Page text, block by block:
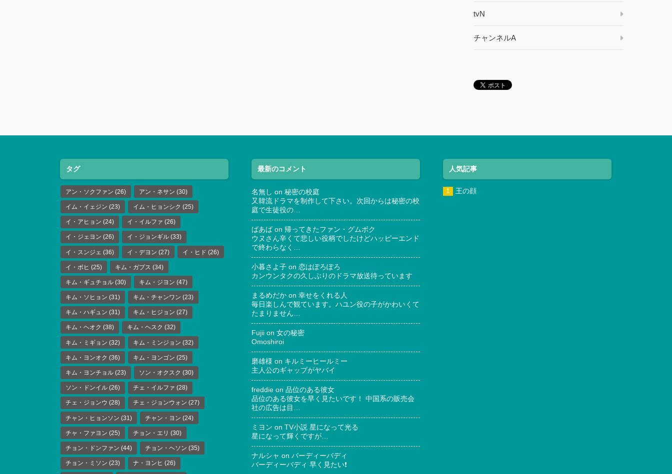
tvN
チャンネルA
タグ
アン・ソクファン (26) アン・ネサン (30)
イム・イェジン (23) イム・ヒョンシク (25)
イ・アヒョン (24) イ・イルファ (26)
イ・ジェヨン (26) イ・ジョンギル (33)
イ・スンジェ (36) イ・デヨン (27) イ・ヒド (26)
イ・ボヒ (25) キム・ガプス (34)
キム・ギュチョル (30) キム・ジヨン (47)
キム・ソヒョン (31) キム・チャンワン (23)
キム・ハギュン (31) キム・ヒジョン (27)
キム・ヘオク (38) キム・ヘスク (32)
キム・ミギョン (32) キム・ミンジョン (32)
キム・ヨンオク (36) キム・ヨンゴン (25)
キム・ヨンチョル (23) ソン・オクスク (30)
ソン・ドンイル (26) チェ・イルファ (28)
チェ・ジョンウ (28) チェ・ジョンウォン (27)
チャン・ヒョンソン (31) チャン・ヨン (24)
チャ・ファヨン (25) チョン・エリ (30)
チョン・ドンファン (44) チョン・ヘソン (35)
チョン・ミソン (23) ナ・ヨンヒ (26)
最新のコメント
名無し on 秘密の校庭
又韓流ドラマを制作して下さい。次回からは秘密の校
庭で生徒役の…
ばあば on 帰ってきたファン・グムボク
ウヌさん辛くて悲しい役柄でしたけどハッピーエンド
で終わらなく…
小暮さよ子 on 恋はぽろぽろ
カンウンタクの久しぶりのドラマ放送待っています
まるめだか on 幸せをくれる人
毎日楽しんで観ています。ハユン役の子がかわいくて
たまりません…
Fujii on 女の秘密
Omoshiroi
磨雄様 on キルミーヒールミー
主人公のギャップがヤバイ
freddie on 品位のある彼女
品位のある彼女を早く見たいです！ 中国系の販売会
社の広告は目…
ミヨン on TV小説 星になって光る
星になって輝くですが…
ナルシャ on バーディーバディ
バーディーバディ 早く見たい❗
人気記事
王の顔